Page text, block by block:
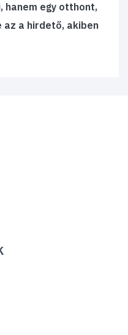
hanem egy otthont,
az a hirdető, akiben